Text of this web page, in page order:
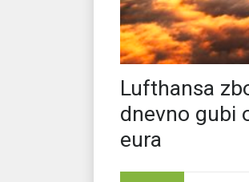
Lufthansa
dnevno gubi
eura